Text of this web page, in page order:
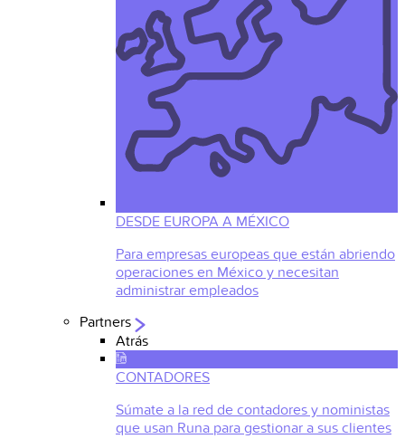
DESDE EUROPA A MÉXICO
Para empresas europeas que están abriendo
operaciones en México y necesitan
administrar empleados
Partners
Atrás
CONTADORES
Súmate a la red de contadores y noministas
que usan Runa para gestionar a sus clientes